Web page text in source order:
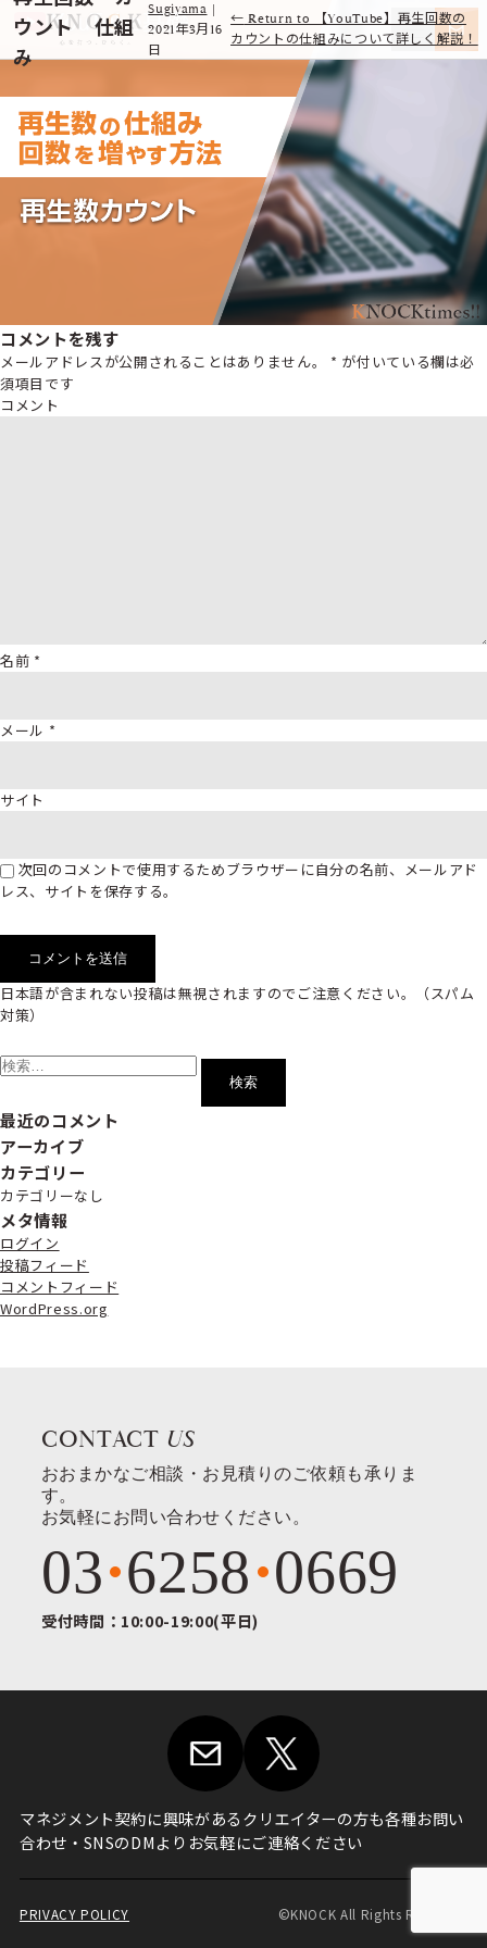
ウント 仕組
み
Sugiyama |
2021年3月16
日
← Return to 【YouTube】再生回数の
カウントの仕組みについて詳しく解説！
コメントを残す
メールアドレスが公開されることはありません。 * が付いている欄は必
須項目です
コメント
名前 *
メール *
サイト
次回のコメントで使用するためブラウザーに自分の名前、メールアド
レス、サイトを保存する。
日本語が含まれない投稿は無視されますのでご注意ください。（スパム
対策）
索:
最近のコメント
アーカイブ
カテゴリー
カテゴリーなし
メタ情報
ログイン
投稿フィード
コメントフィード
WordPress.org
CONTACT US
おおまかなご相談・お見積りのご依頼も承りま
す。
お気軽にお問い合わせください。
03 6258 0669
受付時間：10:00-19:00(平日)
マネジメント契約に興味があるクリエイターの方も各種お問い
合わせ・ SNSのDMよりお気軽にご連絡ください
PRIVACY POLICY ©KNOCK All Rights Reserved.